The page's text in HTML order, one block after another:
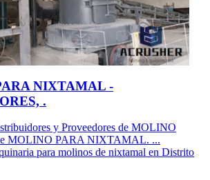
NIXTAMAL -
.
y Proveedores de MOLINO
MOLINO PARA NIXTAMAL. ...
para molinos de nixtamal en Distrito